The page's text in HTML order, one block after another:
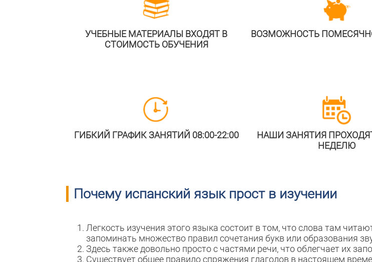
УЧЕБНЫЕ МАТЕРИАЛЫ ВХОДЯТ В
СТОИМОСТЬ ОБУЧЕНИЯ
ВОЗМОЖНОСТЬ
ГИБКИЙ ГРАФИК ЗАНЯТИЙ 08:00-22:00
НАШИ ЗАНЯТИЯ
НЕДЕЛЮ
Почему испанский язык прост в изучении
Легкость изучения этого языка состоит в том, что слова там
запоминать множество правил сочетания букв или образования
Здесь также довольно просто с частями речи, что облегчает их
Существует общее правило спряжения глаголов в настоящем